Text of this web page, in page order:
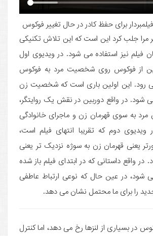
برای حفظ کادر در حال تغییر فوکوس
مرا جلب کرد این است که این تلاش تکنیکی
فیلم نیز استفاده می شود. در ویدیوی اول
از فوکوس روی شخصیت مرد به فوکوس
رود. این اولین باری است که شخصیت زن
شود. در واقع دوربین در نقش یک روایتگر،
مرد به سوی قهرمان زن و ماجرای خانوادگی
ویدیوی دوم که تقریبا انتهای فیلم است،
یعنی قهرمان زن به سوژه نزدیک تر یعنی
واقع داستانی که در ابتدای فیلم باز شده
شود، در عین حال که نوعی ارتباط عاطفی
را برای ما محتمل نشان می دهد.
در بسیاری از لنزها رخ می دهد، اما کنترل